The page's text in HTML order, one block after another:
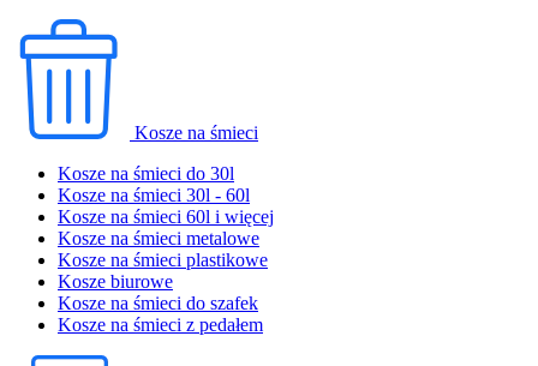
Kosze na śmieci
Kosze na śmieci do 30l
Kosze na śmieci 30l - 60l
Kosze na śmieci 60l i więcej
Kosze na śmieci metalowe
Kosze na śmieci plastikowe
Kosze biurowe
Kosze na śmieci do szafek
Kosze na śmieci z pedałem